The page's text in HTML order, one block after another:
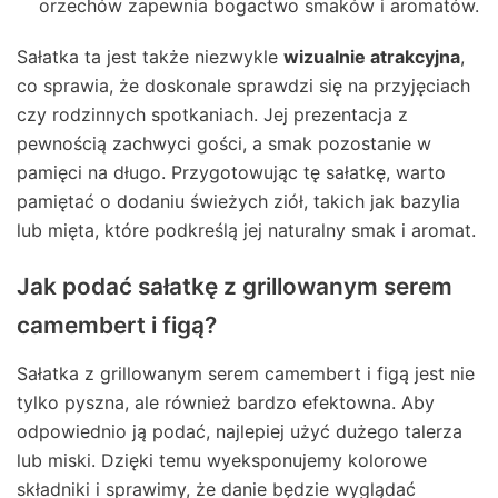
orzechów zapewnia bogactwo smaków i aromatów.
Sałatka ta jest także niezwykle wizualnie atrakcyjna,
co sprawia, że doskonale sprawdzi się na przyjęciach
czy rodzinnych spotkaniach. Jej prezentacja z
pewnością zachwyci gości, a smak pozostanie w
pamięci na długo. Przygotowując tę sałatkę, warto
pamiętać o dodaniu świeżych ziół, takich jak bazylia
lub mięta, które podkreślą jej naturalny smak i aromat.
Jak podać sałatkę z grillowanym serem
camembert i figą?
Sałatka z grillowanym serem camembert i figą jest nie
tylko pyszna, ale również bardzo efektowna. Aby
odpowiednio ją podać, najlepiej użyć dużego talerza
lub miski. Dzięki temu wyeksponujemy kolorowe
składniki i sprawimy, że danie będzie wyglądać